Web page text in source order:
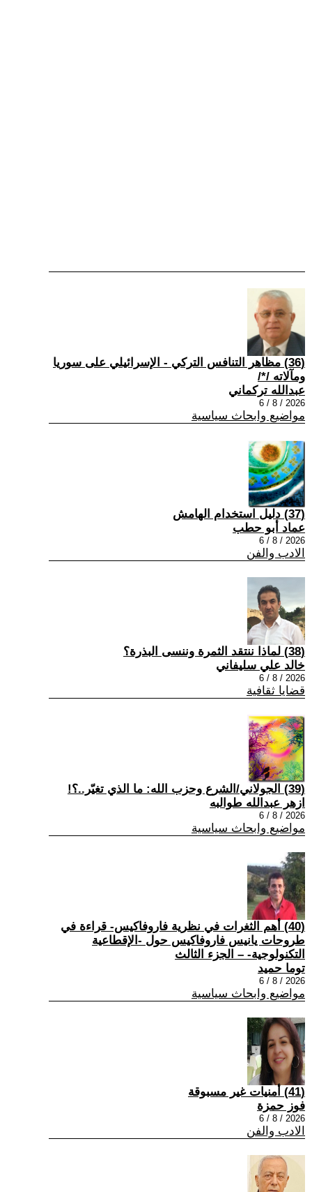
(36) مظاهر التنافس التركي - الإسرائيلي على سوريا
ومآلاته /*/
عبدالله تركماني
2026 / 8 / 6
مواضيع وابحاث سياسية
(37) دليل استخدام الهامش
عماد أبو حطب
2026 / 8 / 6
الادب والفن
(38) لماذا ننتقد الثمرة وننسى البذرة؟
خالد علي سليفاني
2026 / 8 / 6
قضايا ثقافية
(39) الجولاني/الشرع وحزب الله: ما الذي تغيّر..؟!
ازهر عبدالله طوالبه
2026 / 8 / 6
مواضيع وابحاث سياسية
(40) أهم الثغرات في نظرية فاروفاكيس- قراءة في
طروحات يانيس فاروفاكيس حول -الإقطاعية
التكنولوجية- – الجزء الثالث
توما حميد
2026 / 8 / 6
مواضيع وابحاث سياسية
(41) أمنيات غير مسبوقة
فوز حمزة
2026 / 8 / 6
الادب والفن